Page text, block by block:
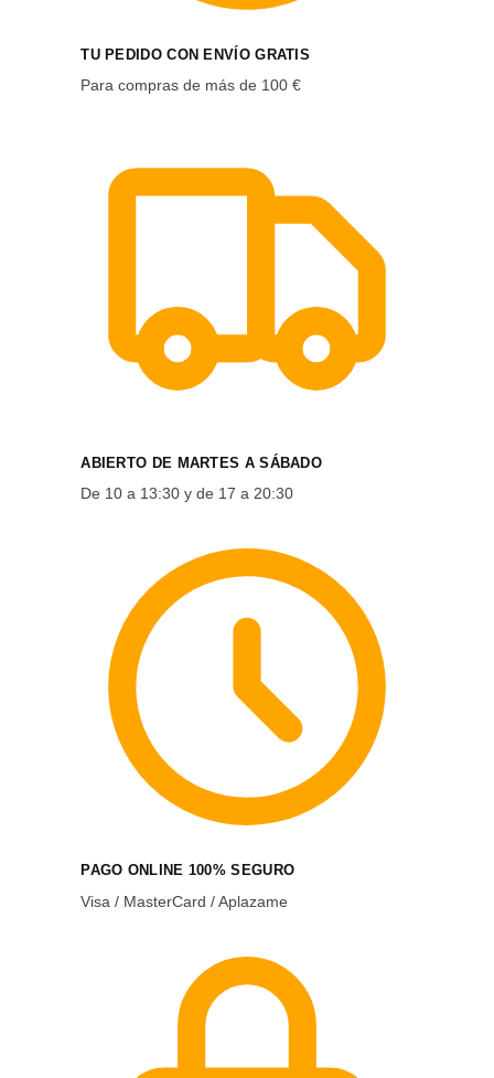
TU PEDIDO CON ENVÍO GRATIS
Para compras de más de 100 €
ABIERTO DE MARTES A SÁBADO
De 10 a 13:30 y de 17 a 20:30
PAGO ONLINE 100% SEGURO
Visa / MasterCard / Aplazame